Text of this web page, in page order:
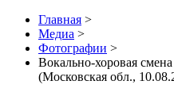
Главная >
Медиа >
Фотографии >
Вокально-хоровая
(Московская обл.,